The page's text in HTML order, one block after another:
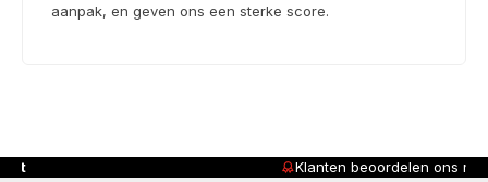
aanpak, en geven ons een sterke score.
Klanten beoordelen ons met4,8/5